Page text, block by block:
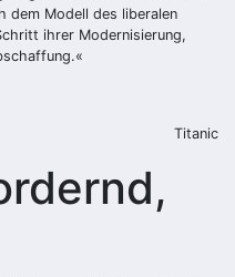
dem Modell des liberalen
ihrer Modernisierung,
Titanic